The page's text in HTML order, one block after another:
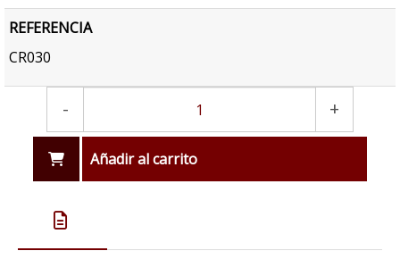
REFERENCIA
CR030
- +
Añadir al carrito